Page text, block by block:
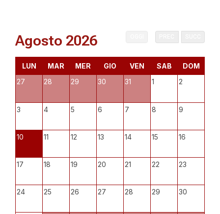
Agosto 2026
LUN MAR MER GIO VEN SAB
DOM
27
28 29 30 31 1 2
3 4 5 6 7 8 9
10 11 12 13 14 15 16
17 18 19 20 21 22 23
24 25 26 27 28 29 30